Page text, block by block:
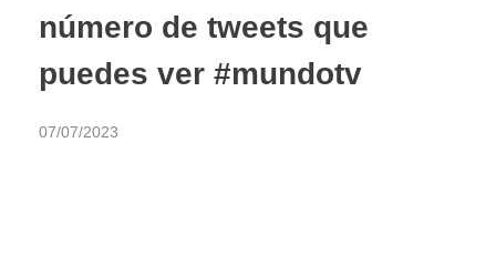
número de tweets que
puedes ver #mundotv
07/07/2023